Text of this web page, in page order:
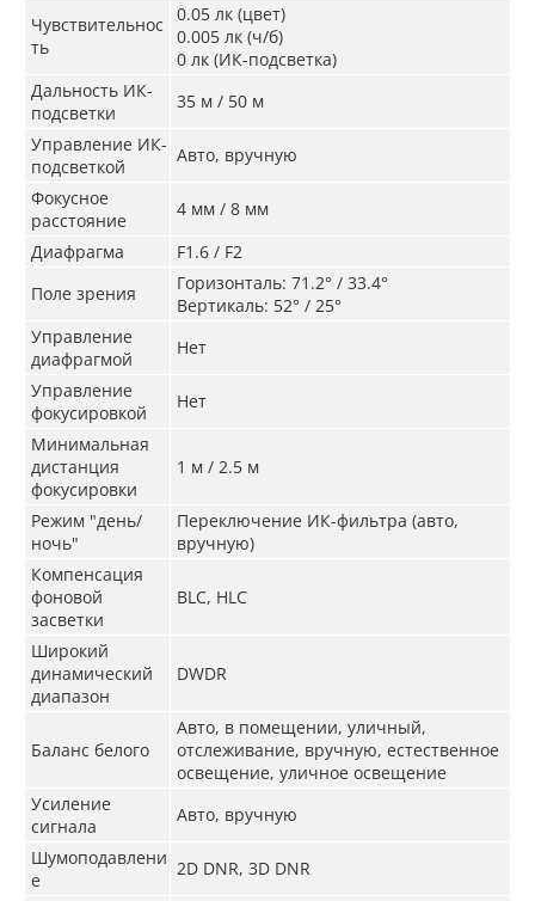
Чувствительнос
ть
0.05 лк (цвет)
0.005 лк (ч/б)
0 лк (ИК-подсветка)
Дальность ИК-
подсветки
35 м / 50 м
Управление ИК-
подсветкой
Авто, вручную
Фокусное
расстояние
4 мм / 8 мм
Диафрагма
F1.6 / F2
Поле зрения
Горизонталь: 71.2° / 33.4°
Вертикаль: 52° / 25°
Управление
диафрагмой
Нет
Управление
фокусировкой
Нет
Минимальная
дистанция
фокусировки
1 м / 2.5 м
Режим "день/
ночь"
Переключение ИК-фильтра (авто,
вручную)
Компенсация
фоновой
засветки
BLC, HLC
Широкий
динамический
диапазон
DWDR
Баланс белого
Авто, в помещении, уличный,
отслеживание, вручную, естественное
освещение, уличное освещение
Усиление
сигнала
Авто, вручную
Шумоподавлени
е
2D DNR, 3D DNR